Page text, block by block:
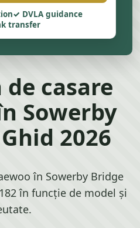
DVLA guidance
transfer
casare
Sowerby
2026
în Sowerby Bridge
în funcție de model și